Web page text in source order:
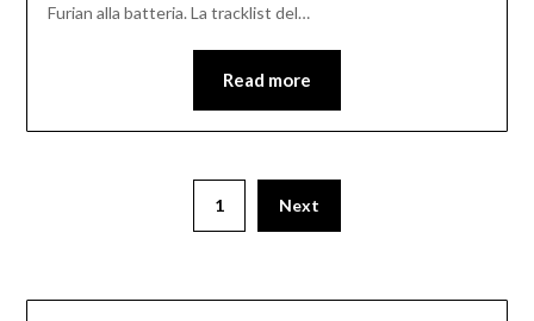
Furian alla batteria. La tracklist del…
Read more
1 Next